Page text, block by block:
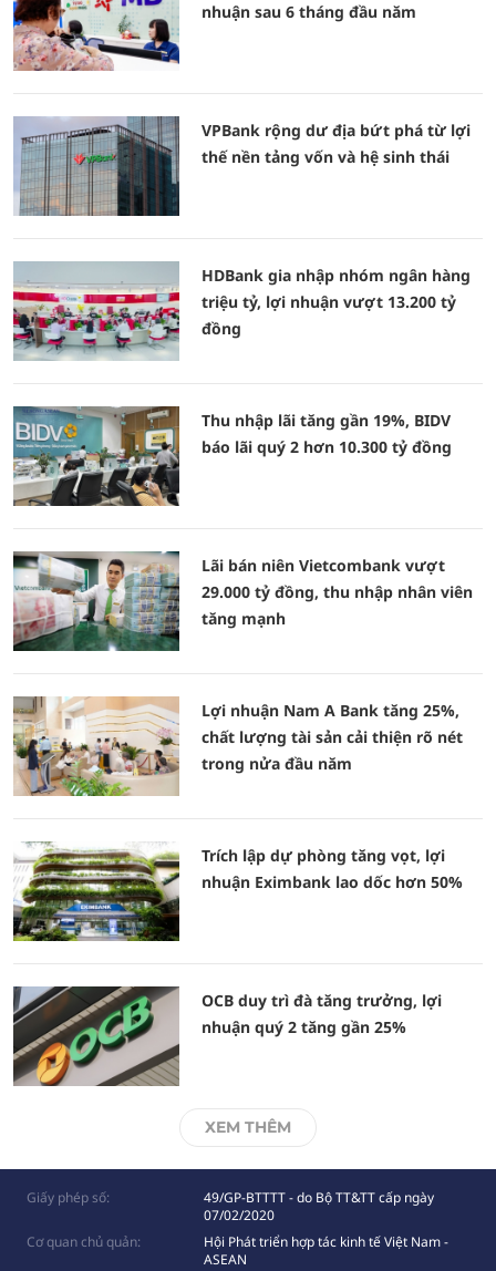
nhuận sau 6 tháng đầu năm
VPBank rộng dư địa bứt phá từ lợi
thế nền tảng vốn và hệ sinh thái
HDBank gia nhập nhóm ngân hàng
triệu tỷ, lợi nhuận vượt 13.200 tỷ
đồng
Thu nhập lãi tăng gần 19%, BIDV
báo lãi quý 2 hơn 10.300 tỷ đồng
Lãi bán niên Vietcombank vượt
29.000 tỷ đồng, thu nhập nhân viên
tăng mạnh
Lợi nhuận Nam A Bank tăng 25%,
chất lượng tài sản cải thiện rõ nét
trong nửa đầu năm
Trích lập dự phòng tăng vọt, lợi
nhuận Eximbank lao dốc hơn 50%
OCB duy trì đà tăng trưởng, lợi
nhuận quý 2 tăng gần 25%
XEM THÊM
Giấy phép số:
49/GP-BTTTT - do Bộ TT&TT cấp ngày
07/02/2020
Cơ quan chủ quản:
Hội Phát triển hợp tác kinh tế Việt Nam -
ASEAN